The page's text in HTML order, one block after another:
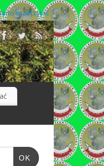
przeczytać
OK